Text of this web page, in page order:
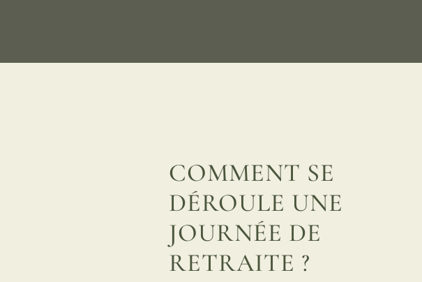
COMMENT SE
DÉROULE UNE
JOURNÉE DE
RETRAITE ?